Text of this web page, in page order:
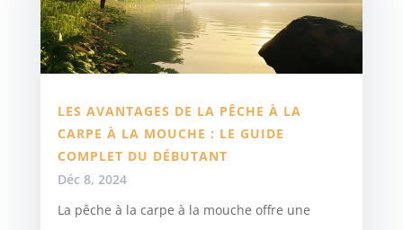
LES AVANTAGES DE LA PÊCHE À LA
CARPE À LA MOUCHE : LE GUIDE
COMPLET DU DÉBUTANT
Déc 8, 2024
La pêche à la carpe à la mouche offre une